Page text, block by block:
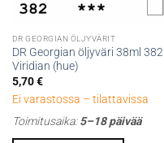
DR GEORGIAN ÖLJYVÄRIT
DR Georgian öljyväri 38ml 382
Viridian (hue)
5,70€
Ei varastossa – tilattavissa
Toimitusaika:5–18 päivää